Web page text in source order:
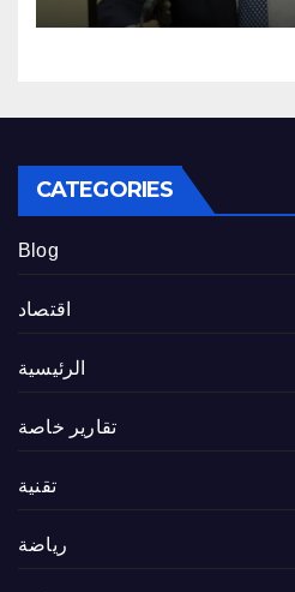
CATEGORIES
Blog
اقتصاد
الرئيسية
تقارير خاصة
تقنية
رياضة